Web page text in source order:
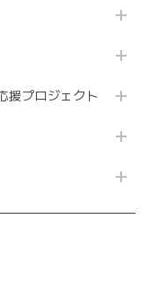
援プロジェクト